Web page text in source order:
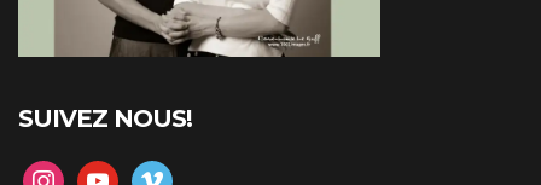
SUIVEZ NOUS!
instagramyoutubevimeo